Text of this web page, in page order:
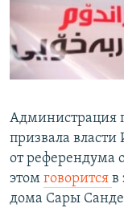
Администрация
призвала власти
от референдума
этом говорится в
дома Сары